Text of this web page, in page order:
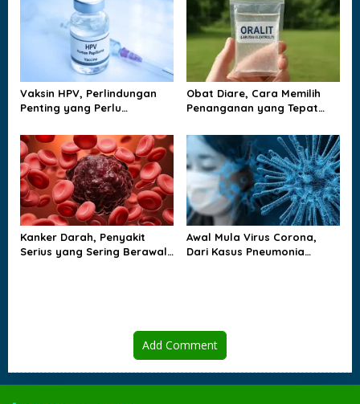
n
Vaksin HPV, Perlindungan
Penting yang Perlu
Obat Diare, Cara Memilih
Penanganan yang Tepat
Kehilangan Cairan
Kanker Darah, Penyakit
Serius yang Sering Berawal
Awal Mula Virus Corona,
Dari Kasus Pneumonia
Add Comment